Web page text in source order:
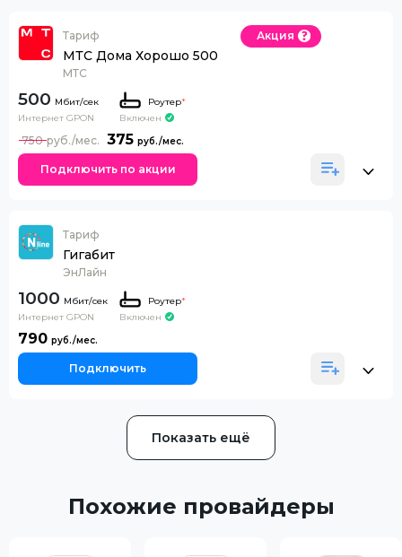
Тариф
МТС Дома Хорошо 500
МТС
Акция
500
Интернет GPON
Роутер*
Включен
375
750
Подключить по акции
Тариф
Гигабит
ЭнЛайн
1000
Интернет GPON
Роутер*
Включен
790
Подключить
Показать ещё
Похожие провайдеры